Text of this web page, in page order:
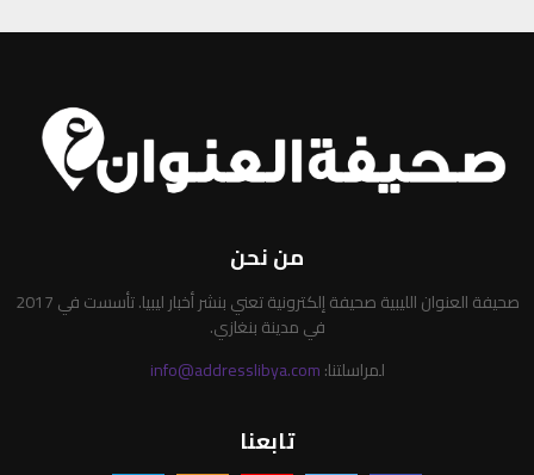
من نحن
صحيفة العنوان الليبية صحيفة إلكترونية تعني بنشر أخبار ليبيا. تأسست في 2017
في مدينة بنغازي.
لمراسلتنا:info@addresslibya.com
تابعنا